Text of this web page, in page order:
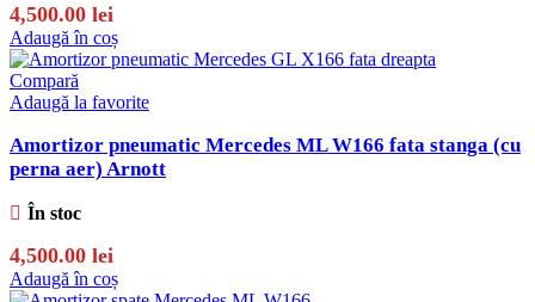
4,500.00 lei
Adaugă în coș
Compară
Adaugă la favorite
Amortizor pneumatic Mercedes ML W166 fata stanga (cu
perna aer) Arnott
În stoc
4,500.00 lei
Adaugă în coș